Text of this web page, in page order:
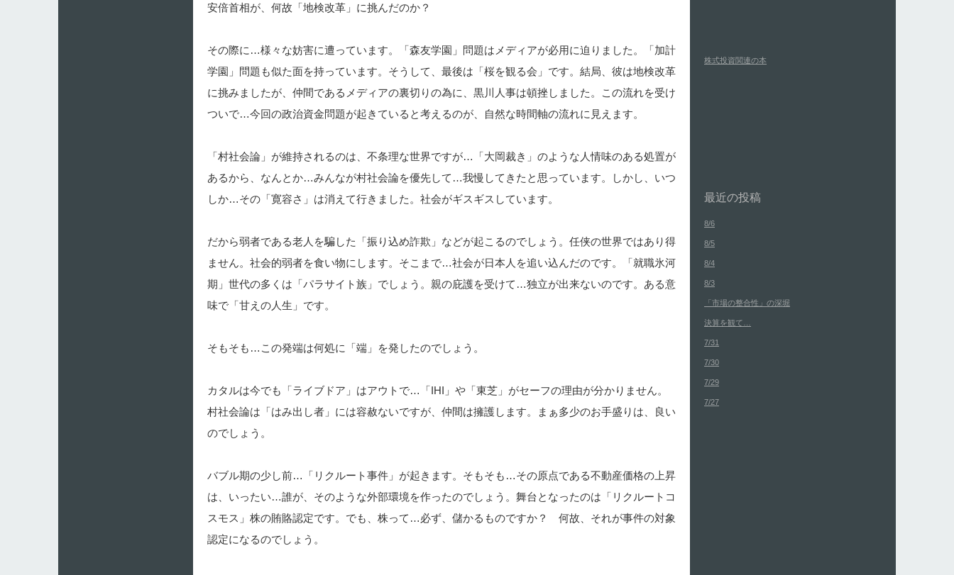
安倍首相が、何故「地検改革」に挑んだのか？
その際に…様々な妨害に遭っています。「森友学園」問題はメディアが必用に迫りました。「加計
学園」問題も似た面を持っています。そうして、最後は「桜を観る会」です。結局、彼は地検改革
に挑みましたが、仲間であるメディアの裏切りの為に、黒川人事は頓挫しました。この流れを受け
ついで…今回の政治資金問題が起きていると考えるのが、自然な時間軸の流れに見えます。
「村社会論」が維持されるのは、不条理な世界ですが…「大岡裁き」のような人情味のある処置が
あるから、なんとか…みんなが村社会論を優先して…我慢してきたと思っています。しかし、いつ
しか…その「寛容さ」は消えて行きました。社会がギスギスしています。
だから弱者である老人を騙した「振り込め詐欺」などが起こるのでしょう。任侠の世界ではあり得
ません。社会的弱者を食い物にします。そこまで…社会が日本人を追い込んだのです。「就職氷河
期」世代の多くは「パラサイト族」でしょう。親の庇護を受けて…独立が出来ないのです。ある意
味で「甘えの人生」です。
そもそも…この発端は何処に「端」を発したのでしょう。
カタルは今でも「ライブドア」はアウトで…「IHI」や「東芝」がセーフの理由が分かりません。
村社会論は「はみ出し者」には容赦ないですが、仲間は擁護します。まぁ多少のお手盛りは、良い
のでしょう。
バブル期の少し前…「リクルート事件」が起きます。そもそも…その原点である不動産価格の上昇
は、いったい…誰が、そのような外部環境を作ったのでしょう。舞台となったのは「リクルートコ
スモス」株の賄賂認定です。でも、株って…必ず、儲かるものですか？ 何故、それが事件の対象
認定になるのでしょう。
株式投資関連の本
最近の投稿
8/6
8/5
8/4
8/3
「市場の整合性」の深堀
決算を観て…
7/31
7/30
7/29
7/27